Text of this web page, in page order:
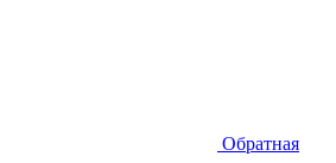
Обратная